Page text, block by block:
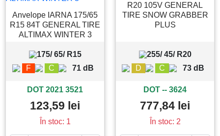
Anvelope IARNA 175/65
R15 84T GENERAL TIRE
ALTIMAX WINTER 3
175/ 65/ R15
F
C 71 dB
DOT 2021 3521
123,59 lei
În stoc: 1
R20 105V GENERAL
TIRE SNOW GRABBER
PLUS
255/ 45/ R20
D
C 73 dB
DOT -- 3624
777,84 lei
În stoc: 2